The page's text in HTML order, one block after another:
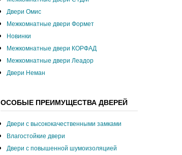
Двери Омис
Межкомнатные двери Формет
Новинки
Межкомнатные двери КОРФАД
Межкомнатные двери Леадор
Двери Неман
ОСОБЫЕ ПРЕИМУЩЕСТВА ДВЕРЕЙ
Двери с высококачественными замками
Влагостойкие двери
Двери с повышенной шумоизоляцией